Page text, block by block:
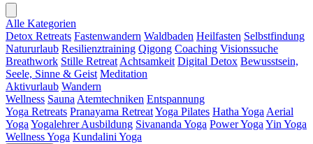
Alle Kategorien
Detox Retreats Fastenwandern Waldbaden Heilfasten Selbstfindung
Natururlaub Resilienztraining Qigong Coaching Visionssuche
Breathwork Stille Retreat Achtsamkeit Digital Detox Bewusstsein,
Seele, Sinne & Geist Meditation
Aktivurlaub Wandern
Wellness Sauna Atemtechniken Entspannung
Yoga Retreats Pranayama RetreatYoga Pilates Hatha Yoga Aerial
Yoga Yogalehrer Ausbildung Sivananda Yoga Power Yoga Yin Yoga
Wellness Yoga Kundalini Yoga